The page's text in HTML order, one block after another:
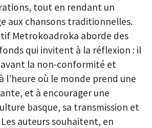
tout en rendant un
aux chansons traditionnelles.
Metrokoadroka aborde des
qui invitent à la réflexion : il
la non-conformité et
l’heure où le monde prend une
et à encourager une
basque, sa transmission et
auteurs souhaitent, en